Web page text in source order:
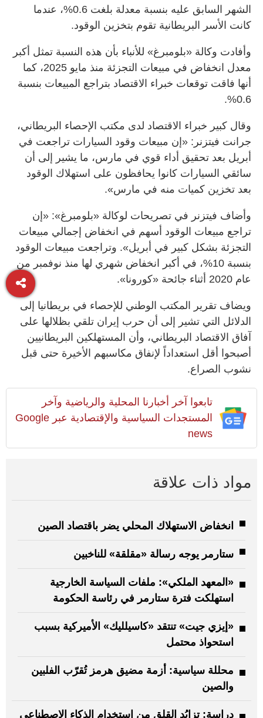
الشهر السابق عليه بنسبة معدلة بلغت 0.6%، عندما
كانت الأسر البريطانية تقوم بتخزين الوقود.
وأفادت وكالة «بلومبرغ» للأنباء بأن هذه النسبة تمثل أكبر
معدل انخفاض في مبيعات التجزئة منذ مايو 2025، كما
أنها فاقت توقعات خبراء الاقتصاد بتراجع المبيعات بنسبة
0.6%.
وقال كبير خبراء الاقتصاد لدى مكتب الإحصاء البريطاني،
جرانت فيتزنر: «إن مبيعات وقود السيارات تراجعت في
أبريل بعد تحقيق أداء قوي في مارس، ما يشير إلى أن
سائقي السيارات كانوا يحافظون على استهلاك الوقود
بعد تخزين كميات منه في مارس».
وأضاف فيتزنر في تصريحات لوكالة «بلومبرغ»: «إن
تراجع مبيعات الوقود أسهم في انخفاض إجمالي مبيعات
التجزئة بشكل كبير في أبريل». وتراجعت مبيعات الوقود
بنسبة 10%، في أكبر انخفاض شهري لها منذ نوفمبر من
عام 2020 أثناء جائحة «كورونا».
ويضاف تقرير المكتب الوطني للإحصاء في بريطانيا إلى
الدلائل التي تشير إلى أن حرب إيران تلقي بظلالها على
آفاق الاقتصاد البريطاني، وأن المستهلكين البريطانيين
أصبحوا أقل استعداداً لإنفاق مكاسبهم الأخيرة حتى قبل
نشوب الصراع.
تابعوا آخر أخبارنا المحلية والرياضية وآخر
المستجدات السياسية والإقتصادية عبر Google
news
مواد ذات علاقة
انخفاض الاستهلاك المحلي يضر باقتصاد الصين
ستارمر يوجه رسالة «مقلقة» للناخبين
«المعهد الملكي»: ملفات السياسة الخارجية
استهلكت فترة ستارمر في رئاسة الحكومة
«إيزي جيت» تنتقد «كاسيلليك» الأميركية بسبب
استحواذ محتمل
محللة سياسية: أزمة مضيق هرمز تُقرّب الفلبين
والصين
دراسة: تزايُد القلق من استخدام الذكاء الاصطناعي